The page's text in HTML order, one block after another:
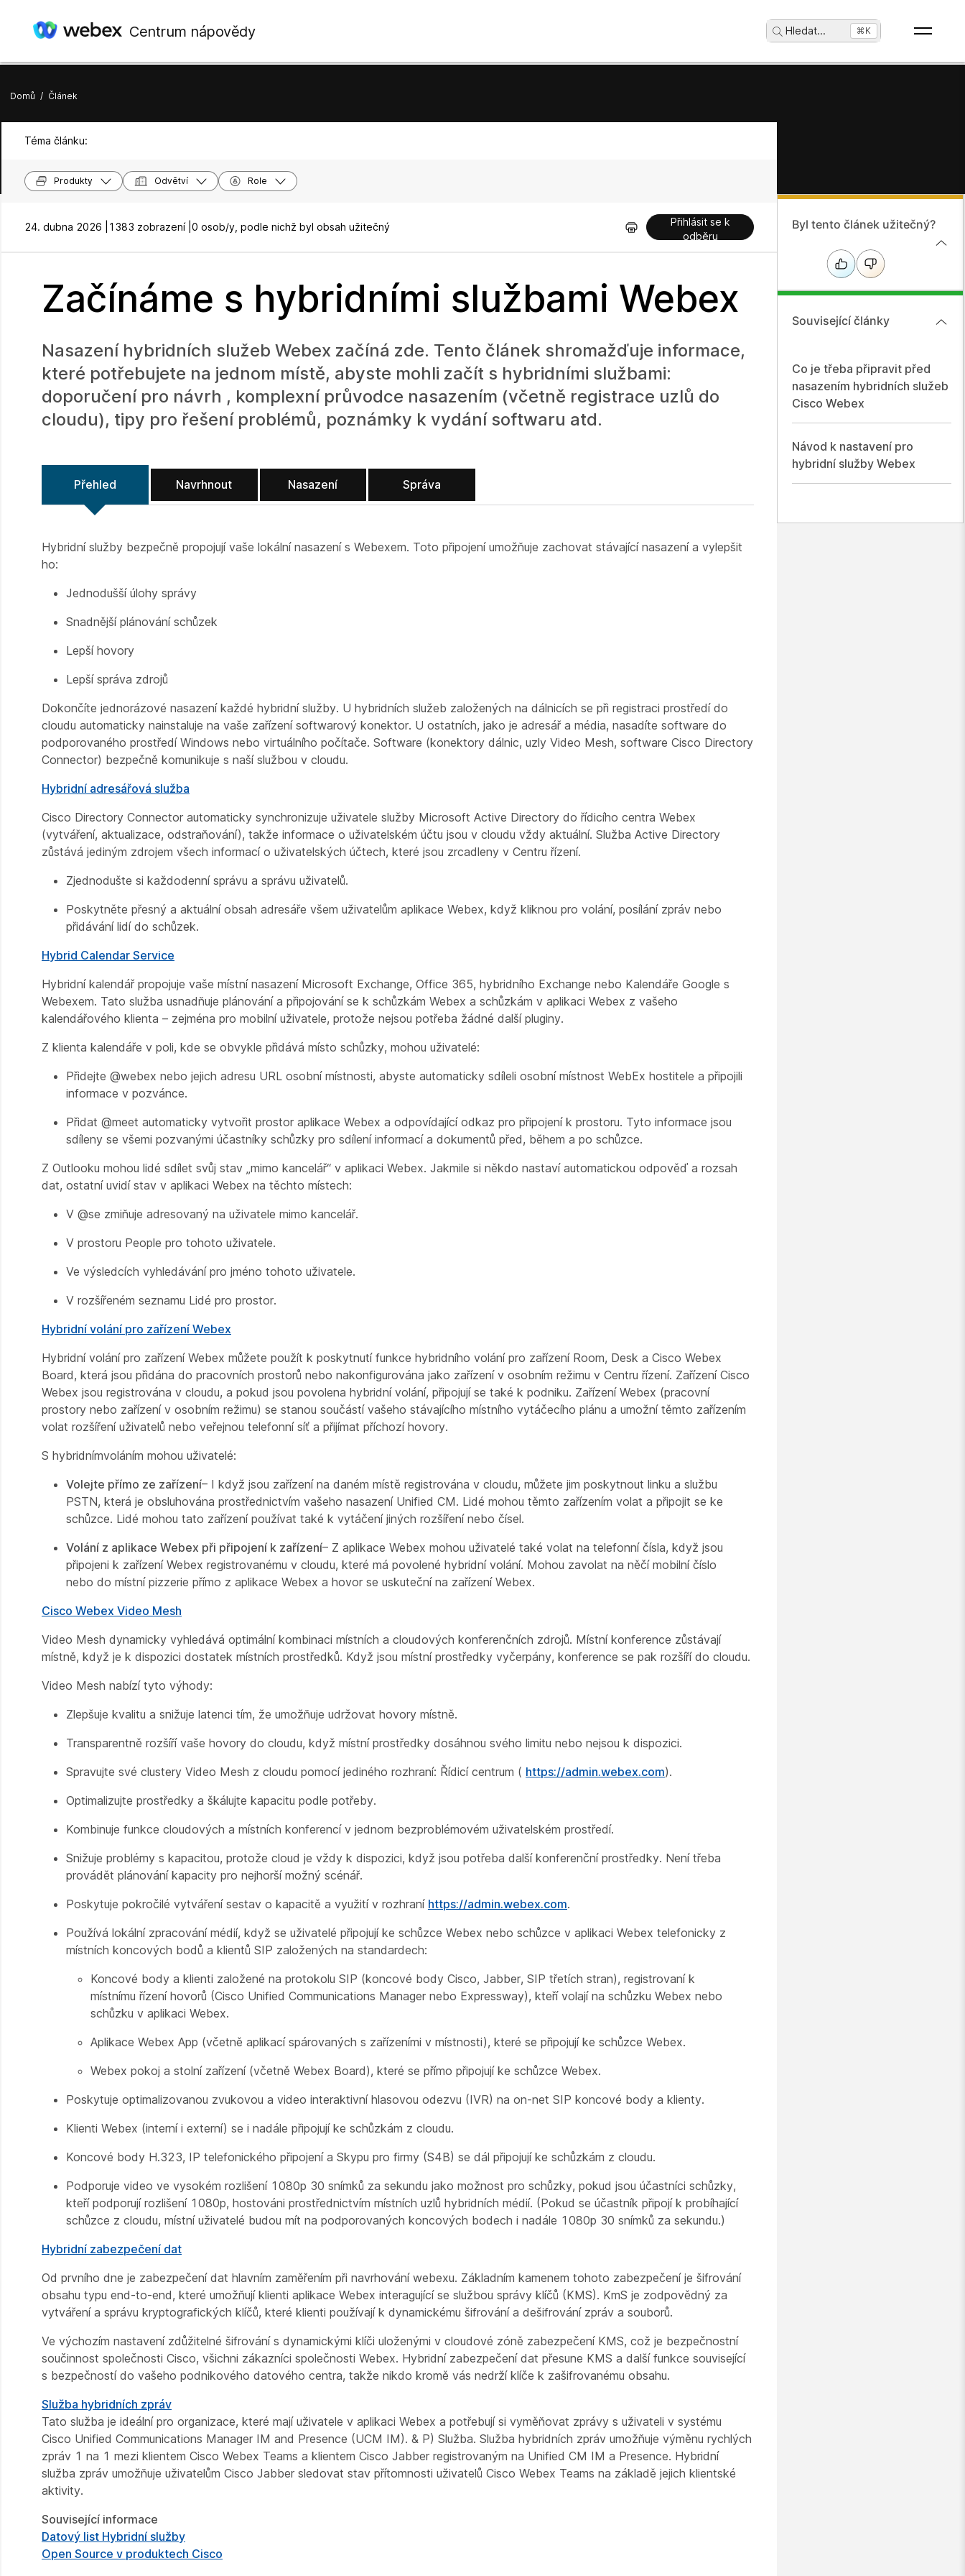
Centrum nápovědy Hledat... ⌘K
Domů / Článek
Téma článku:
Produkty Odvětví Role
24. dubna 2026 | 1383 zobrazení | 0 osob/y, podle nichž byl obsah užitečný
Přihlásit se k
odběru
Začínáme s hybridními službami Webex
Nasazení hybridních služeb Webex začíná zde. Tento článek shromažďuje informace,
které potřebujete na jednom místě, abyste mohli začít s hybridními službami:
doporučení pro návrh , komplexní průvodce nasazením (včetně registrace uzlů do
cloudu), tipy pro řešení problémů, poznámky k vydání softwaru atd.
Přehled Navrhnout Nasazení Správa
Hybridní služby bezpečně propojují vaše lokální nasazení s Webexem. Toto připojení umožňuje zachovat stávající nasazení a vylepšit
ho:
Jednodušší úlohy správy
Snadnější plánování schůzek
Lepší hovory
Lepší správa zdrojů
Dokončíte jednorázové nasazení každé hybridní služby. U hybridních služeb založených na dálnicích se při registraci prostředí do
cloudu automaticky nainstaluje na vaše zařízení softwarový konektor. U ostatních, jako je adresář a média, nasadíte software do
podporovaného prostředí Windows nebo virtuálního počítače. Software (konektory dálnic, uzly Video Mesh, software Cisco Directory
Connector) bezpečně komunikuje s naší službou v cloudu.
Hybridní adresářová služba
Cisco Directory Connector automaticky synchronizuje uživatele služby Microsoft Active Directory do řídicího centra Webex
(vytváření, aktualizace, odstraňování), takže informace o uživatelském účtu jsou v cloudu vždy aktuální. Služba Active Directory
zůstává jediným zdrojem všech informací o uživatelských účtech, které jsou zrcadleny v Centru řízení.
Zjednodušte si každodenní správu a správu uživatelů.
Poskytněte přesný a aktuální obsah adresáře všem uživatelům aplikace Webex, když kliknou pro volání, posílání zpráv nebo
přidávání lidí do schůzek.
Hybrid Calendar Service
Hybridní kalendář propojuje vaše místní nasazení Microsoft Exchange, Office 365, hybridního Exchange nebo Kalendáře Google s
Webexem. Tato služba usnadňuje plánování a připojování se k schůzkám Webex a schůzkám v aplikaci Webex z vašeho
kalendářového klienta – zejména pro mobilní uživatele, protože nejsou potřeba žádné další pluginy.
Z klienta kalendáře v poli, kde se obvykle přidává místo schůzky, mohou uživatelé:
Přidejte @webex nebo jejich adresu URL osobní místnosti, abyste automaticky sdíleli osobní místnost WebEx hostitele a připojili
informace v pozvánce.
Přidat @meet automaticky vytvořit prostor aplikace Webex a odpovídající odkaz pro připojení k prostoru. Tyto informace jsou
sdíleny se všemi pozvanými účastníky schůzky pro sdílení informací a dokumentů před, během a po schůzce.
Z Outlooku mohou lidé sdílet svůj stav „mimo kancelář“ v aplikaci Webex. Jakmile si někdo nastaví automatickou odpověď a rozsah
dat, ostatní uvidí stav v aplikaci Webex na těchto místech:
V @se zmiňuje adresovaný na uživatele mimo kancelář.
V prostoru People pro tohoto uživatele.
Ve výsledcích vyhledávání pro jméno tohoto uživatele.
V rozšířeném seznamu Lidé pro prostor.
Hybridní volání pro zařízení Webex
Hybridní volání pro zařízení Webex můžete použít k poskytnutí funkce hybridního volání pro zařízení Room, Desk a Cisco Webex
Board, která jsou přidána do pracovních prostorů nebo nakonfigurována jako zařízení v osobním režimu v Centru řízení. Zařízení Cisco
Webex jsou registrována v cloudu, a pokud jsou povolena hybridní volání, připojují se také k podniku. Zařízení Webex (pracovní
prostory nebo zařízení v osobním režimu) se stanou součástí vašeho stávajícího místního vytáčecího plánu a umožní těmto zařízením
volat rozšíření uživatelů nebo veřejnou telefonní síť a přijímat příchozí hovory.
S hybridnímvoláním mohou uživatelé:
Volejte přímo ze zařízení– I když jsou zařízení na daném místě registrována v cloudu, můžete jim poskytnout linku a službu
PSTN, která je obsluhována prostřednictvím vašeho nasazení Unified CM. Lidé mohou těmto zařízením volat a připojit se ke
schůzce. Lidé mohou tato zařízení používat také k vytáčení jiných rozšíření nebo čísel.
Volání z aplikace Webex při připojení k zařízení– Z aplikace Webex mohou uživatelé také volat na telefonní čísla, když jsou
připojeni k zařízení Webex registrovanému v cloudu, které má povolené hybridní volání. Mohou zavolat na něčí mobilní číslo
nebo do místní pizzerie přímo z aplikace Webex a hovor se uskuteční na zařízení Webex.
Cisco Webex Video Mesh
Video Mesh dynamicky vyhledává optimální kombinaci místních a cloudových konferenčních zdrojů. Místní konference zůstávají
místně, když je k dispozici dostatek místních prostředků. Když jsou místní prostředky vyčerpány, konference se pak rozšíří do cloudu.
Video Mesh nabízí tyto výhody:
Zlepšuje kvalitu a snižuje latenci tím, že umožňuje udržovat hovory místně.
Transparentně rozšíří vaše hovory do cloudu, když místní prostředky dosáhnou svého limitu nebo nejsou k dispozici.
Spravujte své clustery Video Mesh z cloudu pomocí jediného rozhraní: Řídicí centrum ( https://admin.webex.com).
Optimalizujte prostředky a škálujte kapacitu podle potřeby.
Kombinuje funkce cloudových a místních konferencí v jednom bezproblémovém uživatelském prostředí.
Snižuje problémy s kapacitou, protože cloud je vždy k dispozici, když jsou potřeba další konferenční prostředky. Není třeba
provádět plánování kapacity pro nejhorší možný scénář.
Poskytuje pokročilé vytváření sestav o kapacitě a využití v rozhraní https://admin.webex.com.
Používá lokální zpracování médií, když se uživatelé připojují ke schůzce Webex nebo schůzce v aplikaci Webex telefonicky z
místních koncových bodů a klientů SIP založených na standardech:
Koncové body a klienti založené na protokolu SIP (koncové body Cisco, Jabber, SIP třetích stran), registrovaní k
místnímu řízení hovorů (Cisco Unified Communications Manager nebo Expressway), kteří volají na schůzku Webex nebo
schůzku v aplikaci Webex.
Aplikace Webex App (včetně aplikací spárovaných s zařízeními v místnosti), které se připojují ke schůzce Webex.
Webex pokoj a stolní zařízení (včetně Webex Board), které se přímo připojují ke schůzce Webex.
Poskytuje optimalizovanou zvukovou a video interaktivní hlasovou odezvu (IVR) na on-net SIP koncové body a klienty.
Klienti Webex (interní i externí) se i nadále připojují ke schůzkám z cloudu.
Koncové body H.323, IP telefonického připojení a Skypu pro firmy (S4B) se dál připojují ke schůzkám z cloudu.
Podporuje video ve vysokém rozlišení 1080p 30 snímků za sekundu jako možnost pro schůzky, pokud jsou účastníci schůzky,
kteří podporují rozlišení 1080p, hostováni prostřednictvím místních uzlů hybridních médií. (Pokud se účastník připojí k probíhající
schůzce z cloudu, místní uživatelé budou mít na podporovaných koncových bodech i nadále 1080p 30 snímků za sekundu.)
Hybridní zabezpečení dat
Od prvního dne je zabezpečení dat hlavním zaměřením při navrhování webexu. Základním kamenem tohoto zabezpečení je šifrování
obsahu typu end-to-end, které umožňují klienti aplikace Webex interagující se službou správy klíčů (KMS). KmS je zodpovědný za
vytváření a správu kryptografických klíčů, které klienti používají k dynamickému šifrování a dešifrování zpráv a souborů.
Ve výchozím nastavení zdůžitelné šifrování s dynamickými klíči uloženými v cloudové zóně zabezpečení KMS, což je bezpečnostní
součinnost společnosti Cisco, všichni zákazníci společnosti Webex. Hybridní zabezpečení dat přesune KMS a další funkce související
s bezpečností do vašeho podnikového datového centra, takže nikdo kromě vás nedrží klíče k zašifrovanému obsahu.
Služba hybridních zpráv
Tato služba je ideální pro organizace, které mají uživatele v aplikaci Webex a potřebují si vyměňovat zprávy s uživateli v systému
Cisco Unified Communications Manager IM and Presence (UCM IM). & P) Služba. Služba hybridních zpráv umožňuje výměnu rychlých
zpráv 1 na 1 mezi klientem Cisco Webex Teams a klientem Cisco Jabber registrovaným na Unified CM IM a Presence. Hybridní
služba zpráv umožňuje uživatelům Cisco Jabber sledovat stav přítomnosti uživatelů Cisco Webex Teams na základě jejich klientské
aktivity.
Související informace
Datový list Hybridní služby
Open Source v produktech Cisco
Byl tento článek užitečný?
Související články
Co je třeba připravit před
nasazením hybridních služeb
Cisco Webex
Návod k nastavení pro
hybridní služby Webex